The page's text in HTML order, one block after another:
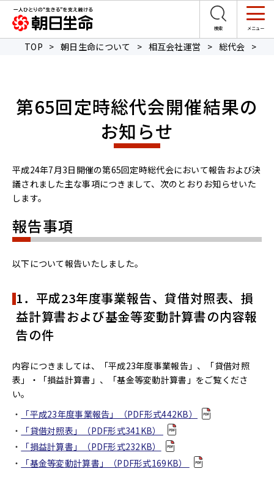
TOP > 朝日生命について > 相互会社運営 > 総代会 >
第65回定時総代会開催結果の
お知らせ
平成24年7月3日開催の第65回定時総代会において報告および決
議されました主な事項につきまして、次のとおりお知らせいた
します。
報告事項
以下について報告いたしました。
1．平成23年度事業報告、貸借対照表、損
益計算書および基金等変動計算書の内容報
告の件
内容につきましては、「平成23年度事業報告」、「貸借対照
表」・「損益計算書」、「基金等変動計算書」をご覧くださ
い。
「平成23年度事業報告」（PDF形式442KB）
「貸借対照表」（PDF形式341KB）
「損益計算書」（PDF形式232KB）
「基金等変動計算書」（PDF形式169KB）